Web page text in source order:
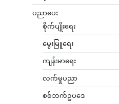
ပညာပေး
စိုက်ပျိုးရေး
မွေးမြူရေး
ကျန်းမာရေး
လက်မှုပညာ
စစ်ဘက်ဥပဒေ